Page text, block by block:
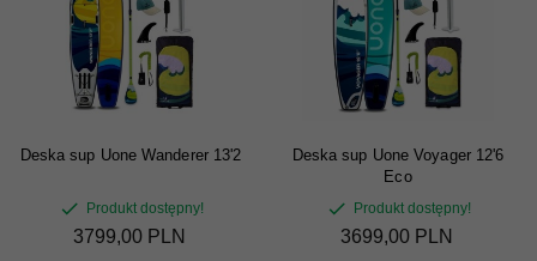
Deska sup Uone Wanderer 13'2
Produkt dostępny!
3799,00 PLN
Deska sup Uone Voyager 12'6
Eco
Produkt dostępny!
3699,00 PLN